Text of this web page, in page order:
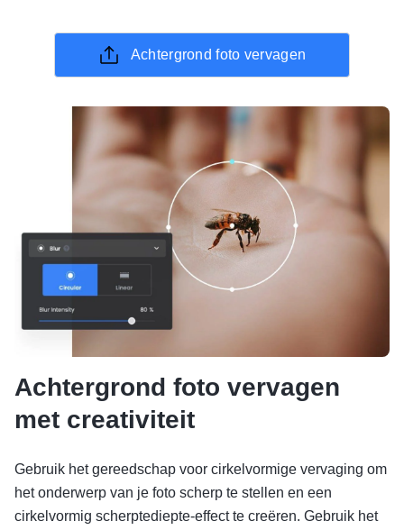
Achtergrond foto vervagen
Achtergrond foto vervagen
met creativiteit
Gebruik het gereedschap voor cirkelvormige vervaging om
het onderwerp van je foto scherp te stellen en een
cirkelvormig scherptediepte-effect te creëren. Gebruik het